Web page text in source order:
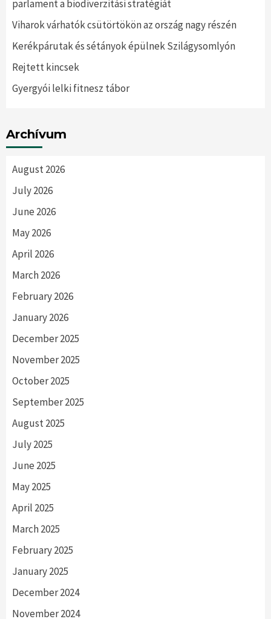
parlament a biodiverzitási stratégiát
Viharok várhatók csütörtökön az ország nagy részén
Kerékpárutak és sétányok épülnek Szilágysomlyón
Rejtett kincsek
Gyergyói lelki fitnesz tábor
Archívum
August 2026
July 2026
June 2026
May 2026
April 2026
March 2026
February 2026
January 2026
December 2025
November 2025
October 2025
September 2025
August 2025
July 2025
June 2025
May 2025
April 2025
March 2025
February 2025
January 2025
December 2024
November 2024